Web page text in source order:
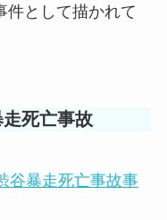
件として描かれて
死亡事故
谷暴走死亡事故事